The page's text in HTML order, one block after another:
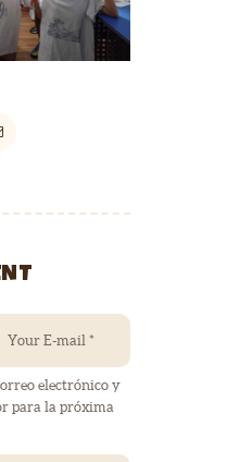
electrónico y
para la próxima